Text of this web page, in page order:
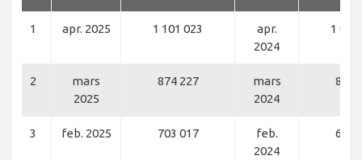
1 apr. 2025 1 101 023
apr.
2024
1 071
2
mars
2025
874 227
mars
2024
837
3 feb. 2025 703 017
feb.
2024
685